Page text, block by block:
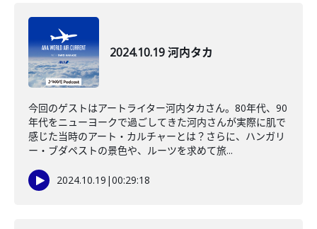
2024.10.19 河内タカ
今回のゲストはアートライター河内タカさん。80年代、90
年代をニューヨークで過ごしてきた河内さんが実際に肌で
感じた当時のアート・カルチャーとは？さらに、ハンガリ
ー・ブダペストの景色や、ルーツを求めて旅...
2024.10.19 |00:29:18